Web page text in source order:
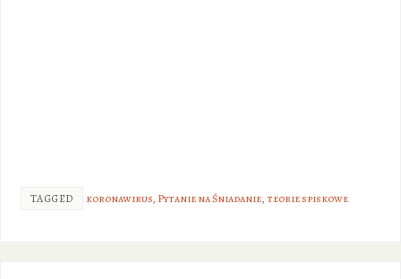
TAGGED koronawirus, Pytanie na Śniadanie, teorie spiskowe